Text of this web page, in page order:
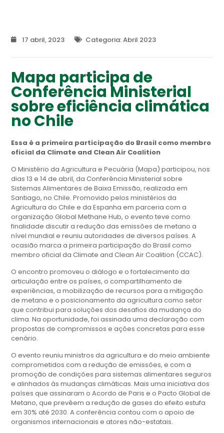
17 abril, 2023 Categoria:Abril 2023
Mapa participa de
Conferência Ministerial
sobre eficiência climática
no Chile
Essa é a primeira participação do Brasil como membro
oficial da Climate and Clean Air Coalition
O Ministério da Agricultura e Pecuária (Mapa) participou, nos
dias 13 e 14 de abril, da Conferência Ministerial sobre
Sistemas Alimentares de Baixa Emissão, realizada em
Santiago, no Chile. Promovido pelos ministérios da
Agricultura do Chile e da Espanha em parceria com a
organização Global Methane Hub, o evento teve como
finalidade discutir a redução das emissões de metano a
nível mundial e reuniu autoridades de diversos países. A
ocasião marca a primeira participação do Brasil como
membro oficial da Climate and Clean Air Coalition (CCAC).
O encontro promoveu o diálogo e o fortalecimento da
articulação entre os países, o compartilhamento de
experiências, a mobilização de recursos para a mitigação
de metano e o posicionamento da agricultura como setor
que contribui para soluções dos desafios da mudança do
clima. Na oportunidade, foi assinada uma declaração com
propostas de compromissos e ações concretas para esse
cenário.
O evento reuniu ministros da agricultura e do meio ambiente
comprometidos com a redução de emissões, e com a
promoção de condições para sistemas alimentares seguros
e alinhados às mudanças climáticas. Mais uma iniciativa dos
países que assinaram o Acordo de Paris e o Pacto Global de
Metano, que prevêem a redução de gases do efeito estufa
em 30% até 2030. A conferência contou com o apoio de
organismos internacionais e atores não-estatais.